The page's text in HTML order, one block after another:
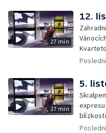
27 min
12.
Kvarteto
27 min
5.
blízkosti